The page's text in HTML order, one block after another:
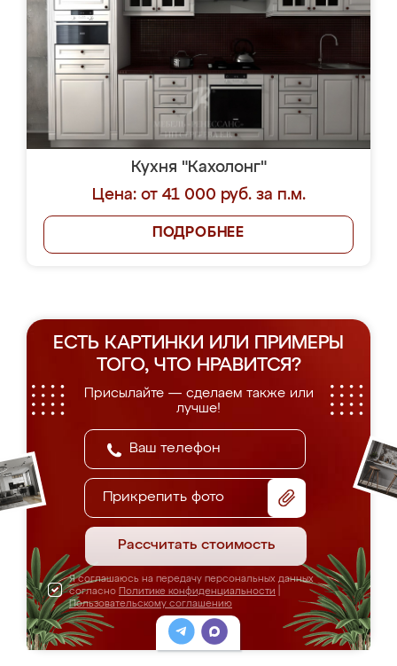
Кухня "Кахолонг"
Цена: от 41 000 руб. за п.м.
ПОДРОБНЕЕ
ЕСТЬ КАРТИНКИ ИЛИ ПРИМЕРЫ
ТОГО, ЧТО НРАВИТСЯ?
Присылайте — сделаем также или
лучше!
Прикрепить фото
Рассчитать стоимость
Я соглашаюсь на передачу персональных данных
согласно Политике конфиденциальности
Пользовательскому соглашению